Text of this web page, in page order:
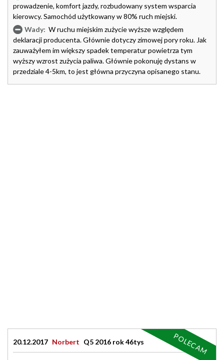
prowadzenie, komfort jazdy, rozbudowany system wsparcia
kierowcy. Samochód użytkowany w 80% ruch miejski.
Wady: W ruchu miejskim zużycie wyższe względem
deklaracji producenta. Głównie dotyczy zimowej pory roku. Jak
zauważyłem im większy spadek temperatur powietrza tym
wyższy wzrost zużycia paliwa. Głównie pokonuję dystans w
przedziale 4-5km, to jest główna przyczyna opisanego stanu.
20.12.2017 Norbert Q5 2016 rok 46tys POLECAM